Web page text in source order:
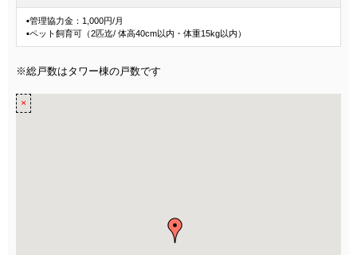
▪管理協力金：1,000円/月
▪ペット飼育可（2匹迄/ 体高40cm以内・体重15kg以内）
※総戸数はタワー棟の戸数です